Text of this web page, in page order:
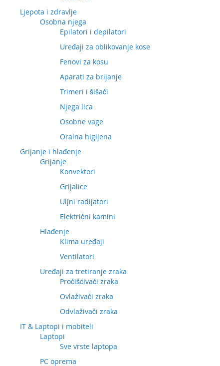
Ljepota i zdravlje
Osobna njega
Epilatori i depilatori
Uređaji za oblikovanje kose
Fenovi za kosu
Aparati za brijanje
Trimeri i šišači
Njega lica
Osobne vage
Oralna higijena
Grijanje i hlađenje
Grijanje
Konvektori
Grijalice
Uljni radijatori
Električni kamini
Hlađenje
Klima uređaji
Ventilatori
Uređaji za tretiranje zraka
Pročišćivači zraka
Ovlaživači zraka
Odvlaživači zraka
IT & Laptopi i mobiteli
Laptopi
Sve vrste laptopa
PC oprema